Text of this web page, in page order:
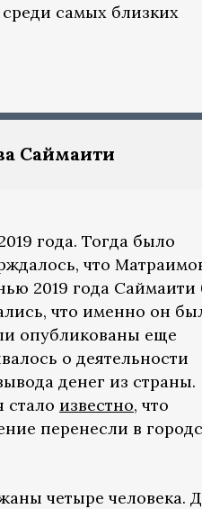
самых близких
Саймаити
года. Тогда было
что
2019 года
что именно он
опубликованы еще
о деятельности
денег из страны.
стало известно, что
перенесли в
четыре человека.